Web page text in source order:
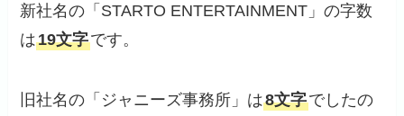
新社名の「STARTO ENTERTAINMENT」の字数
は19文字です。
旧社名の「ジャニーズ事務所」は8文字でしたの